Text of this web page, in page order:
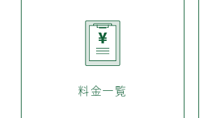
料金一覧